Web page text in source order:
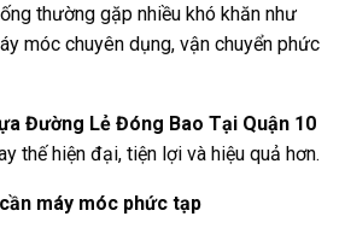
thường gặp nhiều khó khăn như
móc chuyên dụng, vận chuyển phức
Đường Lẻ Đóng Bao Tại Quận 10
thế hiện đại, tiện lợi và hiệu quả hơn.
máy móc phức tạp